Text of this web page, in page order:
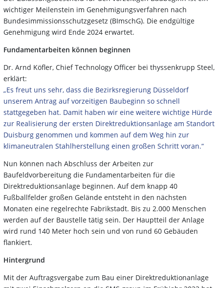
wichtiger Meilenstein im Genehmigungsverfahren nach
Bundesimmissionsschutzgesetz (BImschG). Die endgültige
Genehmigung wird Ende 2024 erwartet.
Fundamentarbeiten können beginnen
Dr. Arnd Köfler, Chief Technology Officer bei thyssenkrupp Steel,
erklärt:
„Es freut uns sehr, dass die Bezirksregierung Düsseldorf
unserem Antrag auf vorzeitigen Baubeginn so schnell
stattgegeben hat. Damit haben wir eine weitere wichtige Hürde
zur Realisierung der ersten Direktreduktionsanlage am Standort
Duisburg genommen und kommen auf dem Weg hin zur
klimaneutralen Stahlherstellung einen großen Schritt voran.“
Nun können nach Abschluss der Arbeiten zur
Baufeldvorbereitung die Fundamentarbeiten für die
Direktreduktionsanlage beginnen. Auf dem knapp 40
Fußballfelder großen Gelände entsteht in den nächsten
Monaten eine regelrechte Fabrikstadt. Bis zu 2.000 Menschen
werden auf der Baustelle tätig sein. Der Hauptteil der Anlage
wird rund 140 Meter hoch sein und von rund 60 Gebäuden
flankiert.
Hintergrund
Mit der Auftragsvergabe zum Bau einer Direktreduktionanlage